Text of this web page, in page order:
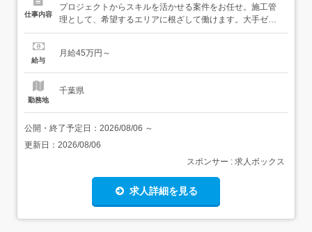
仕事内容
プロジェクトからスキルを活かせる案件をお任せ。施工管
理として、希望するエリアに根ざして働けます。大手ゼネ
コンが手がける案件を中心に、様々な現場で施工管理とし
オフィスビル、高層マンション、商業施設、工場、医療施
給与
月給45万円～
勤務地
千葉県
公開・終了予定日： 2026/08/06 ～
更新日： 2026/08/06
スポンサー : 求人ボックス
求人詳細を見る